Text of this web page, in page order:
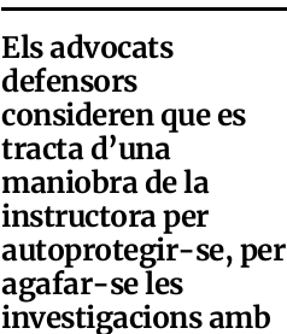
Els advocats
defensors
consideren que es
tracta d’una
maniobra de la
instructora per
autoprotegir-se, per
agafar-se les
investigacions amb